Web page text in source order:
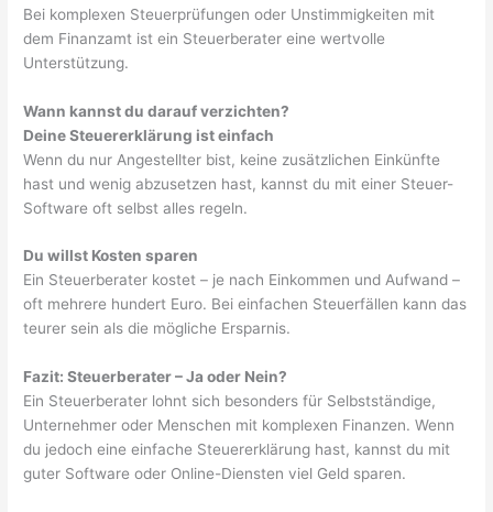
Bei komplexen Steuerprüfungen oder Unstimmigkeiten mit
dem Finanzamt ist ein Steuerberater eine wertvolle
Unterstützung.
Wann kannst du darauf verzichten?
Deine Steuererklärung ist einfach
Wenn du nur Angestellter bist, keine zusätzlichen Einkünfte
hast und wenig abzusetzen hast, kannst du mit einer Steuer-
Software oft selbst alles regeln.
Du willst Kosten sparen
Ein Steuerberater kostet – je nach Einkommen und Aufwand –
oft mehrere hundert Euro. Bei einfachen Steuerfällen kann das
teurer sein als die mögliche Ersparnis.
Fazit: Steuerberater – Ja oder Nein?
Ein Steuerberater lohnt sich besonders für Selbstständige,
Unternehmer oder Menschen mit komplexen Finanzen. Wenn
du jedoch eine einfache Steuererklärung hast, kannst du mit
guter Software oder Online-Diensten viel Geld sparen.